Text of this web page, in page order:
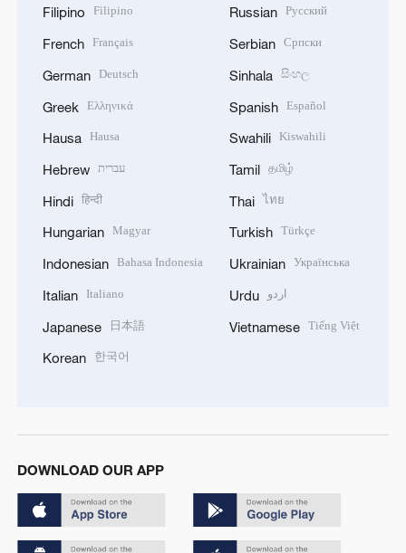
Filipino Filipino
French Français
German Deutsch
Greek Ελληνικά
Hausa Hausa
Hebrew עברית
Hindi हिन्दी
Hungarian Magyar
Indonesian Bahasa Indonesia
Italian Italiano
Japanese 日本語
Korean 한국어
Russian Русский
Serbian Српски
Sinhala සිංහල
Spanish Español
Swahili Kiswahili
Tamil தமிழ்
Thai ไทย
Turkish Türkçe
Ukrainian Українська
Urdu اردو
Vietnamese Tiếng Việt
DOWNLOAD OUR APP